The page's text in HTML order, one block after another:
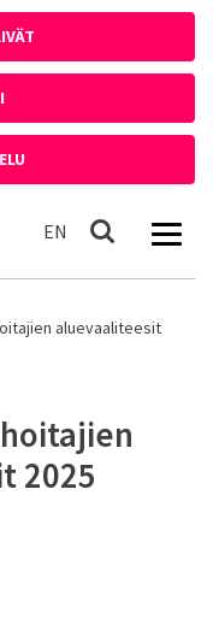
EN In English
Haku
aluevaaliteesit
2025